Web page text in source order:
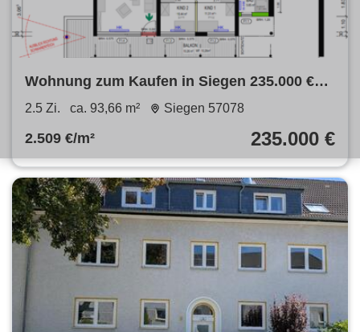
Wohnung zum Kaufen in Siegen 235.000 €
93.66 m²
2.5 Zi. ca. 93,66 m² Siegen 57078
2.509 €/m² 235.000 €